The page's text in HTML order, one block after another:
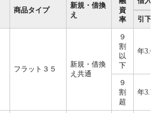
商品タイプ
新規・借換
え
資
率
引 下
フラット３５
新規・借換
え共通
９
割
以
下
年
９
割
超
年